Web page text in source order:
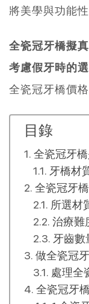
將美學與功能
全瓷冠牙橋擬
考慮假牙時的選
全瓷冠牙橋價
目錄
全瓷冠牙
牙橋材
全瓷冠牙
所選材
治療難
牙齒數
做全瓷冠
處理全
全瓷冠牙